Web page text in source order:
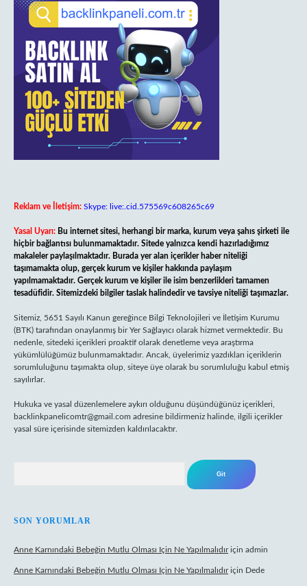
Reklam ve İletişim: Skype: live:.cid.575569c608265c69
Yasal Uyarı: Bu internet sitesi, herhangi bir marka, kurum veya şahıs şirketi ile
hiçbir bağlantısı bulunmamaktadır. Sitede yalnızca kendi hazırladığımız
makaleler paylaşılmaktadır. Burada yer alan içerikler haber niteliği
taşımamakta olup, gerçek kurum ve kişiler hakkında paylaşım
yapılmamaktadır. Gerçek kurum ve kişiler ile isim benzerlikleri tamamen
tesadüfidir. Sitemizdeki bilgiler taslak halindedir ve tavsiye niteliği taşımazlar.
Sitemiz, 5651 Sayılı Kanun gereğince Bilgi Teknolojileri ve İletişim Kurumu
(BTK) tarafından onaylanmış bir Yer Sağlayıcı olarak hizmet vermektedir. Bu
nedenle, sitedeki içerikleri proaktif olarak denetleme veya araştırma
yükümlülüğümüz bulunmamaktadır. Ancak, üyelerimiz yazdıkları içeriklerin
sorumluluğunu taşımakta olup, siteye üye olarak bu sorumluluğu kabul etmiş
sayılırlar.
Hukuka ve yasal düzenlemelere aykırı olduğunu düşündüğünüz içerikleri,
backlinkpanelicomtr@gmail.com adresine bildirmeniz halinde, ilgili içerikler
yasal süre içerisinde sitemizden kaldırılacaktır.
SON YORUMLAR
Anne Karnındaki Bebeğin Mutlu Olması Için Ne Yapılmalıdıriçin admin
Anne Karnındaki Bebeğin Mutlu Olması Için Ne Yapılmalıdıriçin Dede